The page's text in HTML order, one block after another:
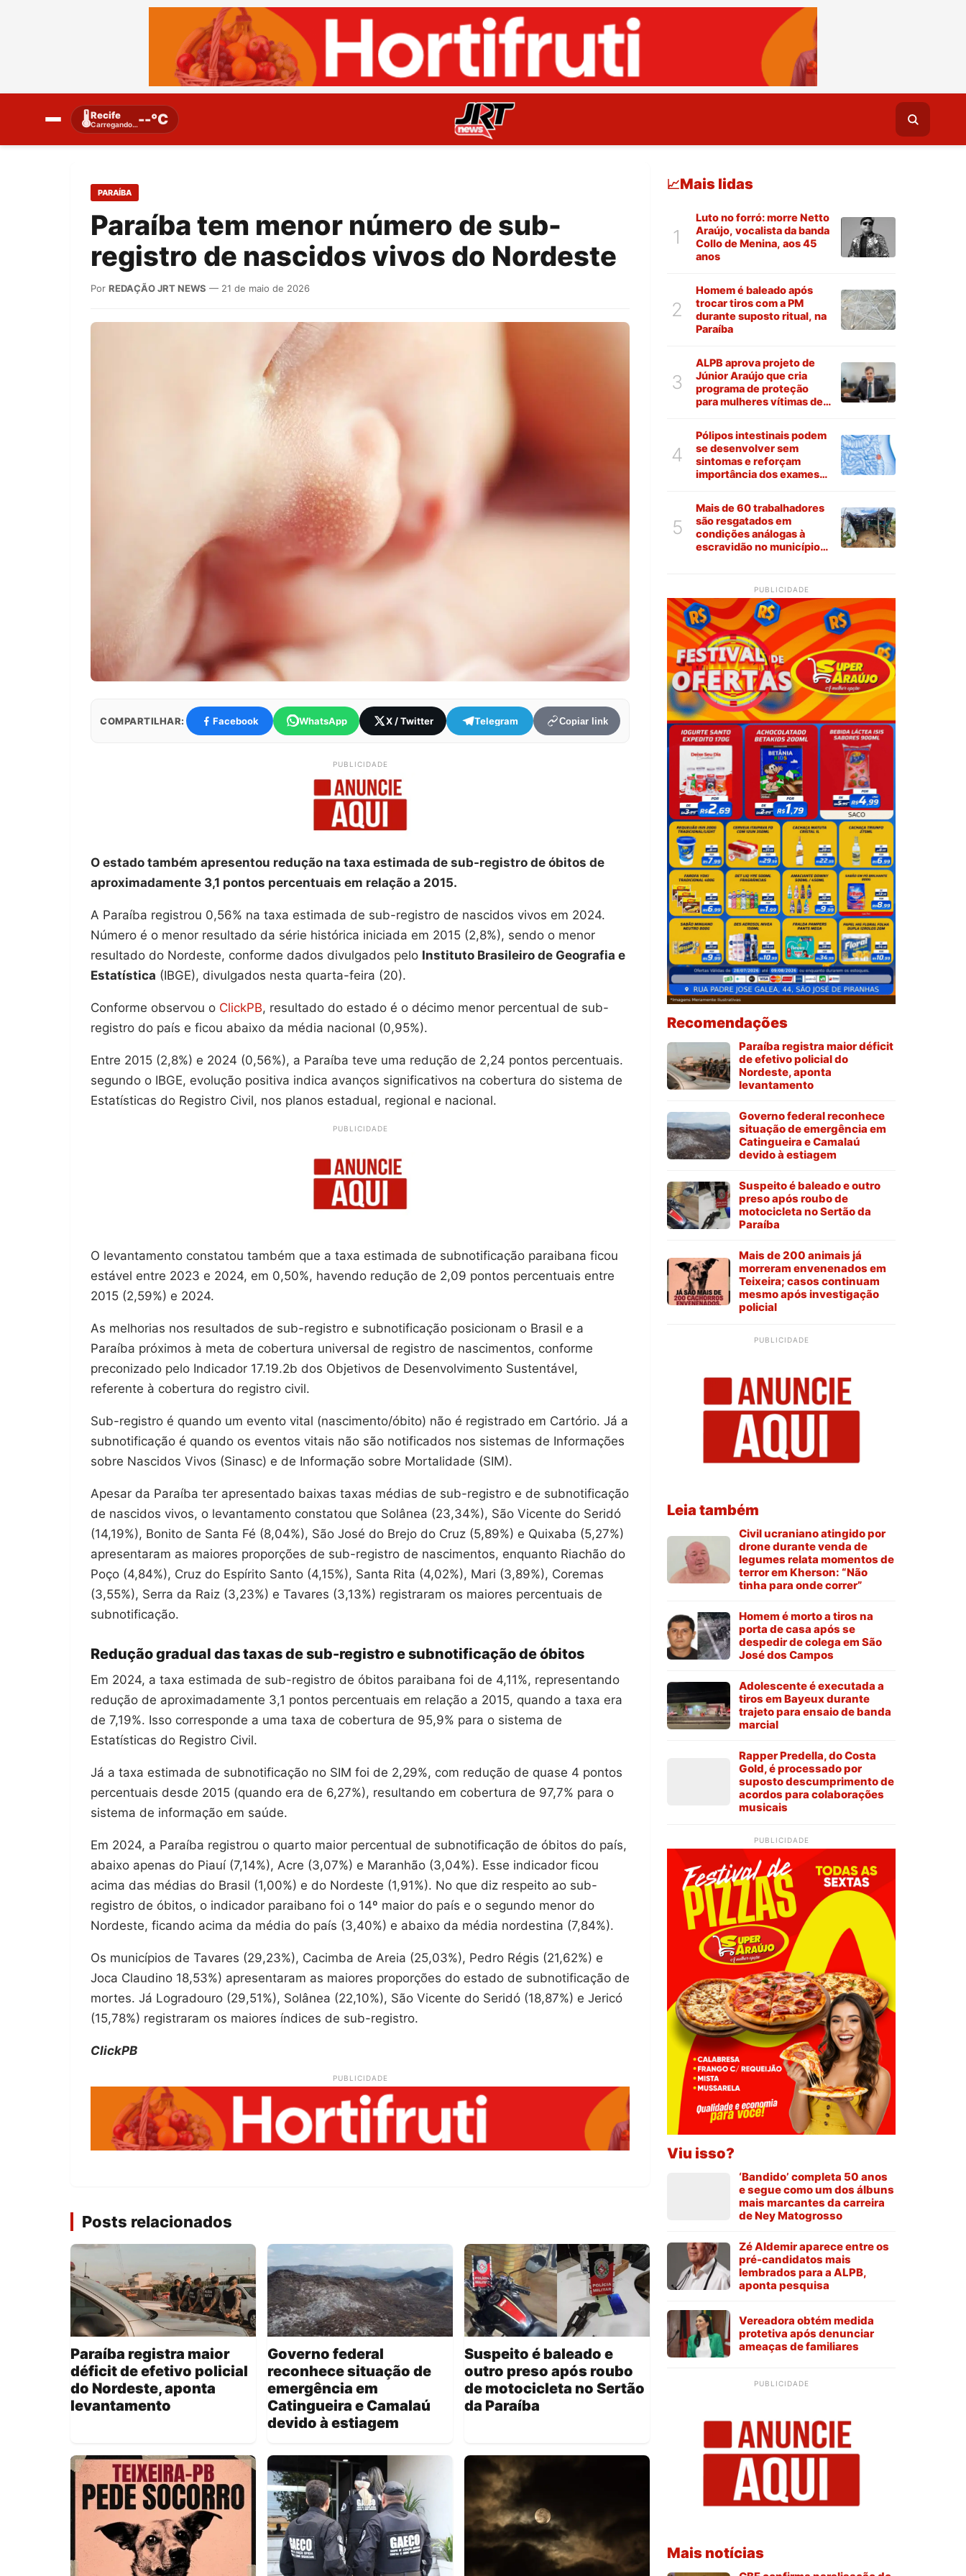
🌡️Recife
Carregando…--°C
PARAÍBA
Paraíba tem menor número de sub-
registro de nascidos vivos do Nordeste
Por REDAÇÃO JRT NEWS — 21 de maio de 2026
COMPARTILHAR: Facebook WhatsApp X / Twitter Telegram Copiar link
PUBLICIDADE
O estado também apresentou redução na taxa estimada de sub-registro de óbitos de
aproximadamente 3,1 pontos percentuais em relação a 2015.
A Paraíba registrou 0,56% na taxa estimada de sub-registro de nascidos vivos em 2024.
Número é o menor resultado da série histórica iniciada em 2015 (2,8%), sendo o menor
resultado do Nordeste, conforme dados divulgados pelo Instituto Brasileiro de Geografia e
Estatística (IBGE), divulgados nesta quarta-feira (20).
Conforme observou o ClickPB, resultado do estado é o décimo menor percentual de sub-
registro do país e ficou abaixo da média nacional (0,95%).
Entre 2015 (2,8%) e 2024 (0,56%), a Paraíba teve uma redução de 2,24 pontos percentuais.
segundo o IBGE, evolução positiva indica avanços significativos na cobertura do sistema de
Estatísticas do Registro Civil, nos planos estadual, regional e nacional.
PUBLICIDADE
O levantamento constatou também que a taxa estimada de subnotificação paraibana ficou
estável entre 2023 e 2024, em 0,50%, havendo redução de 2,09 pontos percentuais entre
2015 (2,59%) e 2024.
As melhorias nos resultados de sub-registro e subnotificação posicionam o Brasil e a
Paraíba próximos à meta de cobertura universal de registro de nascimentos, conforme
preconizado pelo Indicador 17.19.2b dos Objetivos de Desenvolvimento Sustentável,
referente à cobertura do registro civil.
Sub-registro é quando um evento vital (nascimento/óbito) não é registrado em Cartório. Já a
subnotificação é quando os eventos vitais não são notificados nos sistemas de Informações
sobre Nascidos Vivos (Sinasc) e de Informação sobre Mortalidade (SIM).
Apesar da Paraíba ter apresentado baixas taxas médias de sub-registro e de subnotificação
de nascidos vivos, o levantamento constatou que Solânea (23,34%), São Vicente do Seridó
(14,19%), Bonito de Santa Fé (8,04%), São José do Brejo do Cruz (5,89%) e Quixaba (5,27%)
apresentaram as maiores proporções de sub-registro de nascimentos, enquanto Riachão do
Poço (4,84%), Cruz do Espírito Santo (4,15%), Santa Rita (4,02%), Mari (3,89%), Coremas
(3,55%), Serra da Raiz (3,23%) e Tavares (3,13%) registraram os maiores percentuais de
subnotificação.
Redução gradual das taxas de sub-registro e subnotificação de óbitos
Em 2024, a taxa estimada de sub-registro de óbitos paraibana foi de 4,11%, representando
redução de aproximadamente 3,1 pontos percentuais em relação a 2015, quando a taxa era
de 7,19%. Isso corresponde a uma taxa de cobertura de 95,9% para o sistema de
Estatísticas do Registro Civil.
Já a taxa estimada de subnotificação no SIM foi de 2,29%, com redução de quase 4 pontos
percentuais desde 2015 (quando era de 6,27%), resultando em cobertura de 97,7% para o
sistema de informação em saúde.
Em 2024, a Paraíba registrou o quarto maior percentual de subnotificação de óbitos do país,
abaixo apenas do Piauí (7,14%), Acre (3,07%) e Maranhão (3,04%). Esse indicador ficou
acima das médias do Brasil (1,00%) e do Nordeste (1,91%). No que diz respeito ao sub-
registro de óbitos, o indicador paraibano foi o 14º maior do país e o segundo menor do
Nordeste, ficando acima da média do país (3,40%) e abaixo da média nordestina (7,84%).
Os municípios de Tavares (29,23%), Cacimba de Areia (25,03%), Pedro Régis (21,62%) e
Joca Claudino 18,53%) apresentaram as maiores proporções do estado de subnotificação de
mortes. Já Logradouro (29,51%), Solânea (22,10%), São Vicente do Seridó (18,87%) e Jericó
(15,78%) registraram os maiores índices de sub-registro.
ClickPB
PUBLICIDADE
Posts relacionados
Paraíba registra maior
déficit de efetivo policial
do Nordeste, aponta
levantamento
Governo federal
reconhece situação de
emergência em
Catingueira e Camalaú
devido à estiagem
Suspeito é baleado e
outro preso após roubo
de motocicleta no Sertão
da Paraíba
📈Mais lidas
1
Luto no forró: morre Netto
Araújo, vocalista da banda
Collo de Menina, aos 45
anos
2
Homem é baleado após
trocar tiros com a PM
durante suposto ritual, na
Paraíba
3
ALPB aprova projeto de
Júnior Araújo que cria
programa de proteção
para mulheres vítimas de
4
Pólipos intestinais podem
se desenvolver sem
sintomas e reforçam
importância dos exames
5
Mais de 60 trabalhadores
são resgatados em
condições análogas à
escravidão no município
PUBLICIDADE
Recomendações
Paraíba registra maior déficit
de efetivo policial do
Nordeste, aponta
levantamento
Governo federal reconhece
situação de emergência em
Catingueira e Camalaú
devido à estiagem
Suspeito é baleado e outro
preso após roubo de
motocicleta no Sertão da
Paraíba
Mais de 200 animais já
morreram envenenados em
Teixeira; casos continuam
mesmo após investigação
policial
PUBLICIDADE
Leia também
Civil ucraniano atingido por
drone durante venda de
legumes relata momentos de
terror em Kherson: “Não
tinha para onde correr”
Homem é morto a tiros na
porta de casa após se
despedir de colega em São
José dos Campos
Adolescente é executada a
tiros em Bayeux durante
trajeto para ensaio de banda
marcial
Rapper Predella, do Costa
Gold, é processado por
suposto descumprimento de
acordos para colaborações
musicais
PUBLICIDADE
Viu isso?
‘Bandido’ completa 50 anos
e segue como um dos álbuns
mais marcantes da carreira
de Ney Matogrosso
Zé Aldemir aparece entre os
pré-candidatos mais
lembrados para a ALPB,
aponta pesquisa
Vereadora obtém medida
protetiva após denunciar
ameaças de familiares
PUBLICIDADE
Mais notícias